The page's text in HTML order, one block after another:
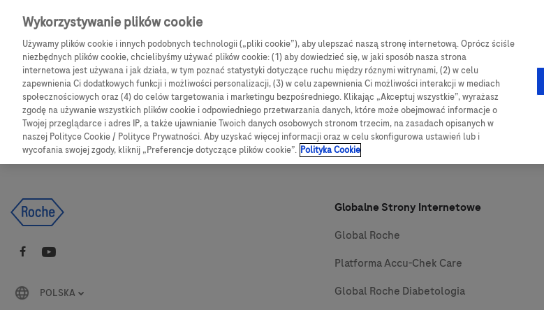
Skip to main content
CGM Produkty Blog Obsługa i pomoc Kontakt
Products Articles
We are sorry, but no results were found for:
POLSKA
Globalne Strony Internetowe
Global Roche
Platforma Accu-Chek Care
Global Roche Diabetologia
Wykorzystywanie plików cookie
Używamy plików cookie i innych podobnych technologii („pliki cookie”), aby ulepszać naszą stronę internetową. Oprócz ściśle
niezbędnych plików cookie, chcielibyśmy używać plików cookie: (1) aby dowiedzieć się, w jaki sposób nasza strona
internetowa jest używana i jak działa, w tym poznać statystyki dotyczące ruchu między róznymi witrynami, (2) w celu
zapewnienia Ci dodatkowych funkcji i możliwości personalizacji, (3) w celu zapewnienia Ci możliwości interakcji w mediach
społecznościowych oraz (4) do celów targetowania i marketingu bezpośredniego. Klikając „Akceptuj wszystkie”, wyrażasz
zgodę na używanie wszystkich plików cookie i odpowiedniego przetwarzania danych, które może obejmować informacje o
Twojej przeglądarce i adres IP, a także ujawnianie Twoich danych osobowych stronom trzecim, na zasadach opisanych w
naszej Polityce Cookie / Polityce Prywatności. Aby uzyskać więcej informacji oraz w celu skonfigurowa ustawień lub i
wycofania swojej zgody, kliknij „Preferencje dotyczące plików cookie”. Polityka Cookie